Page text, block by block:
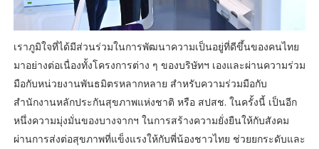
เราภูมิใจที่ได้มีส่วนร่วมในการพัฒนาความเป็นอยู่ที่ดีขึ้นของคนไทย
มาอย่างต่อเนื่องทั้งโครงการต่าง ๆ ของบริษัทฯ เองและผ่านความร่วม
มือกับหน่วยงานพันธมิตรหลากหลาย สำหรับความร่วมมือกับ
สำนักงานหลักประกันสุขภาพแห่งชาติ หรือ สปสช. ในครั้งนี้ เป็นอีก
หนึ่งความมุ่งมั่นของบางจากฯ ในการสร้างความยั่งยืนให้กับสังคม
ผ่านการส่งต่อสุขภาพที่แข็งแรงให้กับพี่น้องชาวไทย ช่วยยกระดับและ